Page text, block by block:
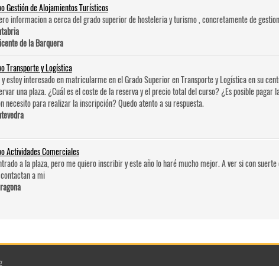
Gestión de Alojamientos Turísticos
informacion a cerca del grado superior de hosteleri­a y turismo , concretamente de
de la Barquera
Transporte y Logística
estoy interesado en matricularme en el Grado Superior en Transporte y Logística en su
una plaza. ¿Cuál es el coste de la reserva y el precio total del curso? ¿Es posible pagar
necesito para realizar la inscripción? Quedo atento a su respuesta.
Actividades Comerciales
a la plaza, pero me quiero inscribir y este año lo haré mucho mejor. A ver si con
a mi